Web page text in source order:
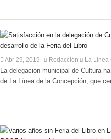
Abr 29, 2019 Redacción La Línea
La delegación municipal de Cultura
de La Línea de la Concepción, que